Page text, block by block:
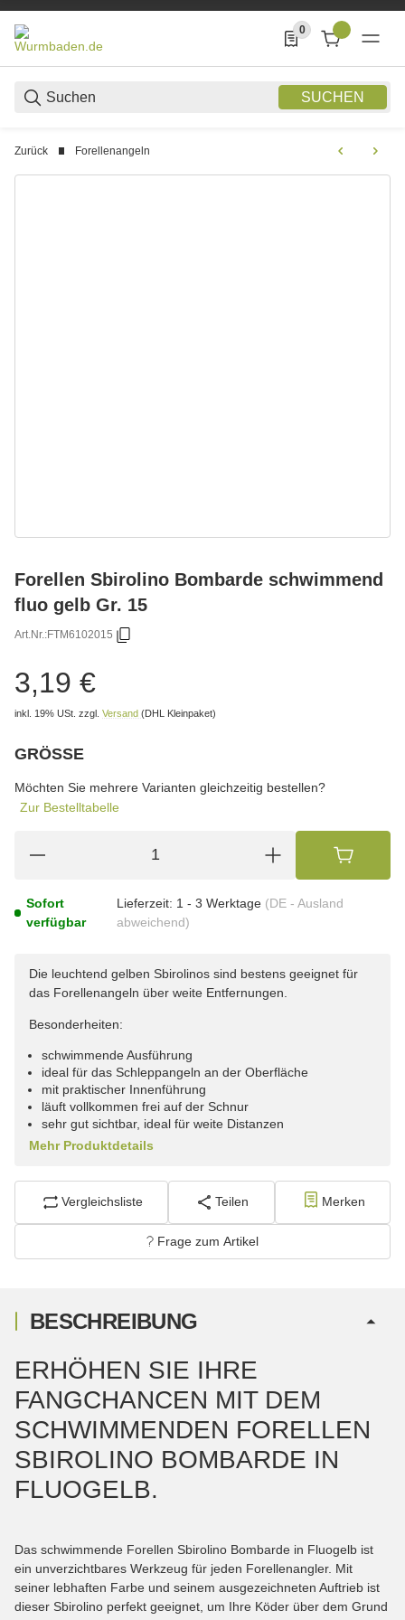
SUCHEN
0
0 Produkte in der
Zurück Forellenangeln
Forellen Sbirolino Bombarde schwimmend
fluo gelb Gr. 15
Art.Nr.:FTM6102015
3,19 €
inkl. 19% USt. zzgl. Versand (DHL Kleinpaket)
GRÖSSE
Möchten Sie mehrere Varianten gleichzeitig bestellen?
Zur Bestelltabelle
Sofort
verfügbar
Lieferzeit: 1 - 3 Werktage (DE - Ausland
abweichend)
Die leuchtend gelben Sbirolinos sind bestens geeignet für
das Forellenangeln über weite Entfernungen.
Besonderheiten:
schwimmende Ausführung
ideal für das Schleppangeln an der Oberfläche
mit praktischer Innenführung
läuft vollkommen frei auf der Schnur
sehr gut sichtbar, ideal für weite Distanzen
Mehr Produktdetails
Vergleichsliste Teilen Merken
Frage zum Artikel
BESCHREIBUNG
ERHÖHEN SIE IHRE
FANGCHANCEN MIT DEM
SCHWIMMENDEN FORELLEN
SBIROLINO BOMBARDE IN
FLUOGELB.
Das schwimmende Forellen Sbirolino Bombarde in Fluogelb ist
ein unverzichtbares Werkzeug für jeden Forellenangler. Mit
seiner lebhaften Farbe und seinem ausgezeichneten Auftrieb ist
dieser Sbirolino perfekt geeignet, um Ihre Köder über dem Grund